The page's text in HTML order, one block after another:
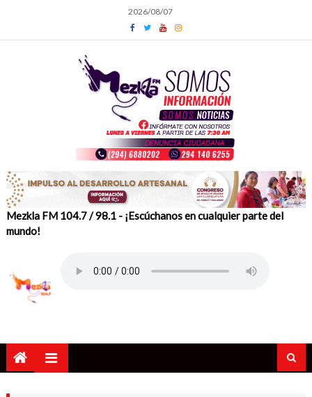
content
2026/08/07
Mezkla FM 104.7 / 98.1 - ¡Escúchanos en cualquier parte del
mundo!